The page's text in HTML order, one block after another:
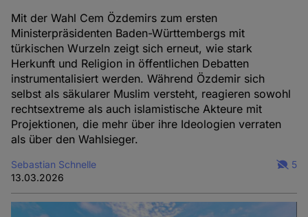
Mit der Wahl Cem Özdemirs zum ersten
Ministerpräsidenten Baden-Württembergs mit
türkischen Wurzeln zeigt sich erneut, wie stark
Herkunft und Religion in öffentlichen Debatten
instrumentalisiert werden. Während Özdemir sich
selbst als säkularer Muslim versteht, reagieren sowohl
rechtsextreme als auch islamistische Akteure mit
Projektionen, die mehr über ihre Ideologien verraten
als über den Wahlsieger.
Sebastian Schnelle
13.03.2026
5